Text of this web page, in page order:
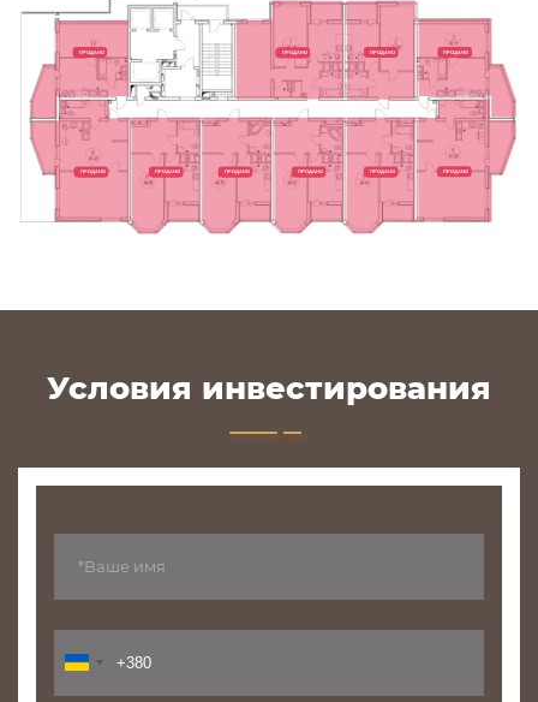
ПРОДАНО ПРОДАНО ПРОДАНО
ПРОДАНО
ПРОДАНО
ПРОДАНО
ПРОДАНО
ПРОДАНО
ПРОДАНО
ПРОДАНО
Условия инвестирования